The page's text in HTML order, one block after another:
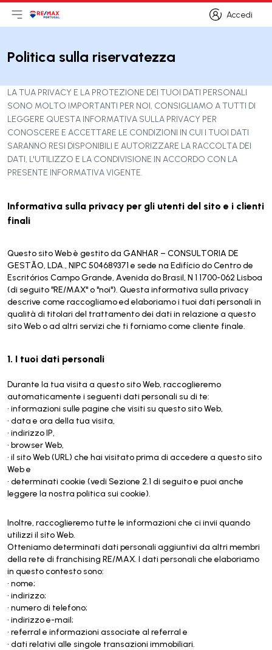
Accedi
Accedi
Apri il menu principale
LogoVai alla homepage
Politica sulla riservatezza
LA TUA PRIVACY E LA PROTEZIONE DEI TUOI DATI PERSONALI
SONO MOLTO IMPORTANTI PER NOI, CONSIGLIAMO A TUTTI DI
LEGGERE QUESTA INFORMATIVA SULLA PRIVACY PER
CONOSCERE E ACCETTARE LE CONDIZIONI IN CUI I TUOI DATI
SARANNO RESI DISPONIBILI E AUTORIZZARE LA RACCOLTA DEI
DATI, L'UTILIZZO E LA CONDIVISIONE IN ACCORDO CON LA
PRESENTE INFORMATIVA VIGENTE.
Informativa sulla privacy per gli utenti del sito e i clienti
finali
Questo sito Web è gestito da GANHAR – CONSULTORIA DE
GESTÃO, LDA., NIPC 504689371 e sede na Edifício do Centro de
Escritórios Campo Grande, Avenida do Brasil, N 1 1700-062 Lisboa
(di seguito "RE/MAX" o "noi"). Questa informativa sulla privacy
descrive come raccogliamo ed elaboriamo i tuoi dati personali in
qualità di titolari del trattamento dei dati in relazione a questo
sito Web o ad altri servizi che ti forniamo come cliente finale.
1. I tuoi dati personali
Durante la tua visita a questo sito Web, raccoglieremo
automaticamente i seguenti dati personali su di te:
• informazioni sulle pagine che visiti su questo sito Web,
• data e ora della tua visita,
• indirizzo IP,
• browser Web,
• il sito Web (URL) che hai visitato prima di accedere a questo sito
Web e
• determinati cookie (vedi Sezione 2.1 di seguito e puoi anche
leggere la nostra politica sui cookie).
Inoltre, raccoglieremo tutte le informazioni che ci invii quando
utilizzi il sito Web.
Otteniamo determinati dati personali aggiuntivi da altri membri
della rete di franchising RE/MAX. I dati personali che elaboriamo
in questo contesto sono:
• nome;
• indirizzo;
• numero di telefono;
• indirizzo e-mail;
• referral e informazioni associate al referral e
• dati relativi alle singole transazioni immobiliari.